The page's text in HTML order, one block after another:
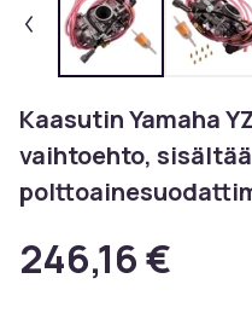
Kaasutin Yamaha
vaihtoehto, sisältää
246,16 €